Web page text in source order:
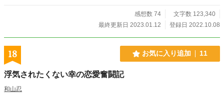
はこの物語の前日譚ですが、読む必要がない構成になってい
感想数 74
文字数 123,340
最終更新日 2023.01.12
登録日 2022.10.08
18 お気に入り追加 11
浮気されたくない幸の恋愛奮闘記
和山忍